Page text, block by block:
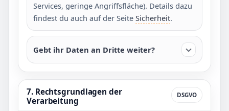
Services, geringe Angriffsfläche). Details dazu
findest du auch auf der Seite Sicherheit.
Gebt ihr Daten an Dritte weiter?
7. Rechtsgrundlagen der
Verarbeitung
DSGVO